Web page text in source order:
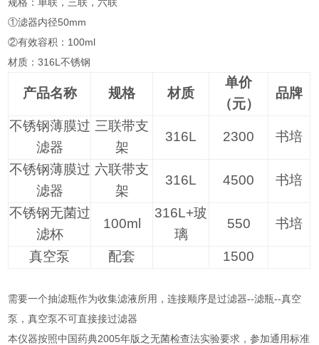
①滤器内径50mm
②有效容积：100ml
材质：316L不锈钢
产品名称 规格 材质
单价
（元）
品牌
不锈钢薄膜过
滤器
三联带支
架
316L 2300 书培
不锈钢薄膜过
滤器
六联带支
架
316L 4500 书培
不锈钢无菌过
滤杯
100ml
316L+玻
璃
550 书培
真空泵 配套 1500
需要一个抽滤瓶作为收集滤液所用，连接顺序是过滤器--滤瓶--真空
泵，真空泵不可直接接过滤器
本仪器按照中国药典2005年版之无菌检查法实验要求，参加通用标准